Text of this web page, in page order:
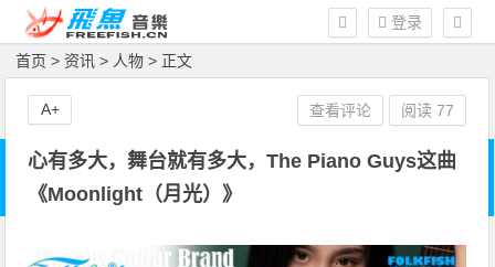
登录
首页 >资讯 > 人物 > 正文
心有多大，舞台就有多大，The Piano Guys这曲
《Moonlight（月光）》
查看评论 阅读77
A+